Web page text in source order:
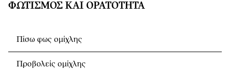
ΦΩΤΙΣΜΌΣ ΚΑΙ ΟΡΑΤΌΤΗΤΑ
Πίσω φως ομίχλης
Προβολείς ομίχλης